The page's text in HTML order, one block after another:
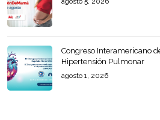
Congreso Interamericano
Hipertensión Pulmonar
agosto 1, 2026